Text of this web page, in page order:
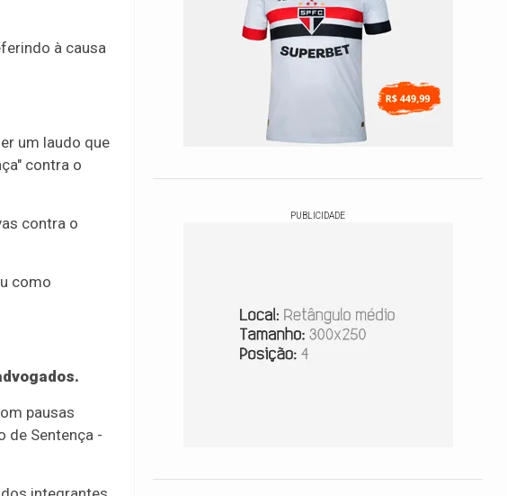
à causa
um laudo que
contra o
contra o
como
pausas
de Sentença -
PUBLICIDADE